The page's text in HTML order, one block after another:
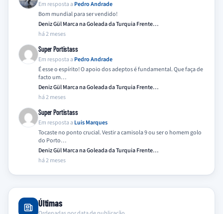
Em resposta a Pedro Andrade
Bom mundial para ser vendido!
Deniz Gül Marca na Goleada da Turquia Frente…
há 2 meses
Super Portistass
Em resposta a Pedro Andrade
É esse o espírito! O apoio dos adeptos é fundamental. Que faça de
facto um…
Deniz Gül Marca na Goleada da Turquia Frente…
há 2 meses
Super Portistass
Em resposta a Luis Marques
Tocaste no ponto crucial. Vestir a camisola 9 ou ser o homem golo
do Porto…
Deniz Gül Marca na Goleada da Turquia Frente…
há 2 meses
Últimas